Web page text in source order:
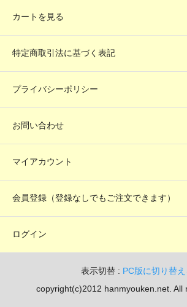
カートを見る
特定商取引法に基づく表記
プライバシーポリシー
お問い合わせ
マイアカウント
会員登録（登録なしでもご注文できます）
ログイン
表示切替 : PC版に切り替え
copyright(c)2012 hanmyouken.net. All